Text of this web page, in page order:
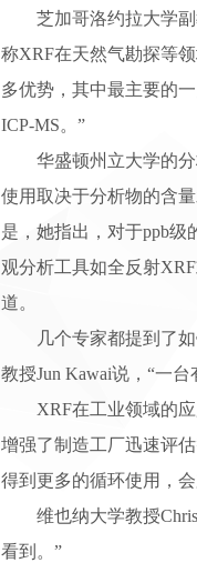
芝加哥洛约拉大学副教
称XRF在天然气勘探等
多优势，其中最主要的
ICP-MS。”
华盛顿州立大学的分析
使用取决于分析物的含
是，她指出，对于ppb级
观分析工具如全反射
道。
几个专家都提到了如
教授Jun Kawai说，“一
XRF在工业领域的应
增强了制造工厂迅速评
得到更多的循环使用，
维也纳大学教授
看到。”